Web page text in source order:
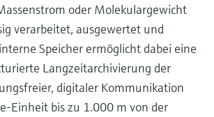
oder Molekulargewicht
verarbeitet, ausgewertet und
Speicher ermöglicht dabei eine
Langzeitarchivierung der
digitaler Kommunikation
Einheit bis zu 1.000 m von der